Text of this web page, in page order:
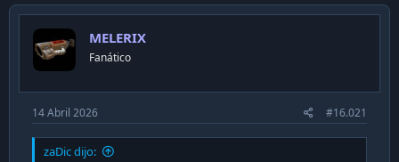
ó
e
l
t
e
m
a
d
p
u
l
i
c
a
c
MELERIX
Fanático
14 Abril 2026 #16.021
zaDic dijo: